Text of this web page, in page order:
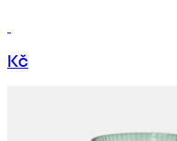
Kč